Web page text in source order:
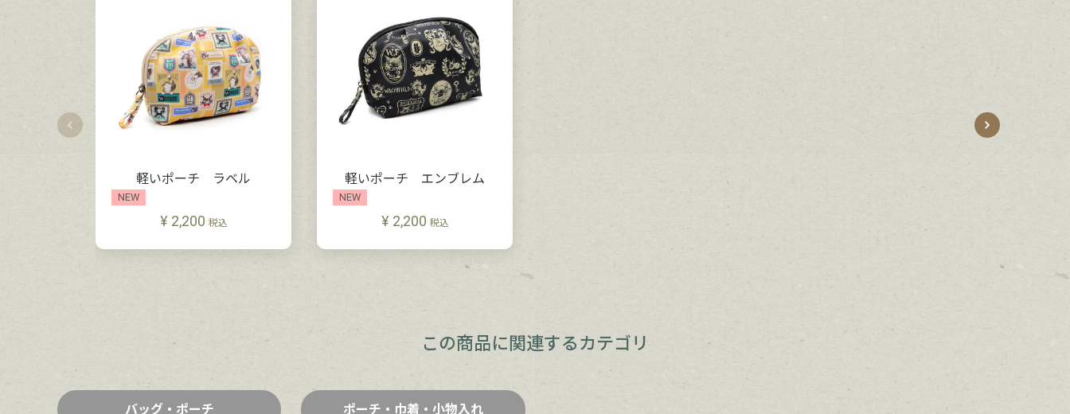
軽いポーチ ラベル
NEW
¥ 2,200 税込
軽いポーチ エンブレム
NEW
¥ 2,200 税込
この商品に関連するカテゴリ
バッグ・ポーチ ポーチ・巾着・小物入れ